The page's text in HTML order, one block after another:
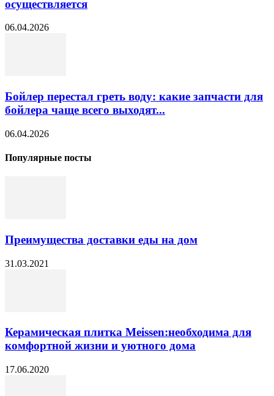
осуществляется
06.04.2026
Бойлер перестал греть воду: какие запчасти для
бойлера чаще всего выходят...
06.04.2026
Популярные посты
Преимущества доставки еды на дом
31.03.2021
Керамическая плитка Meissen:необходима для
комфортной жизни и уютного дома
17.06.2020